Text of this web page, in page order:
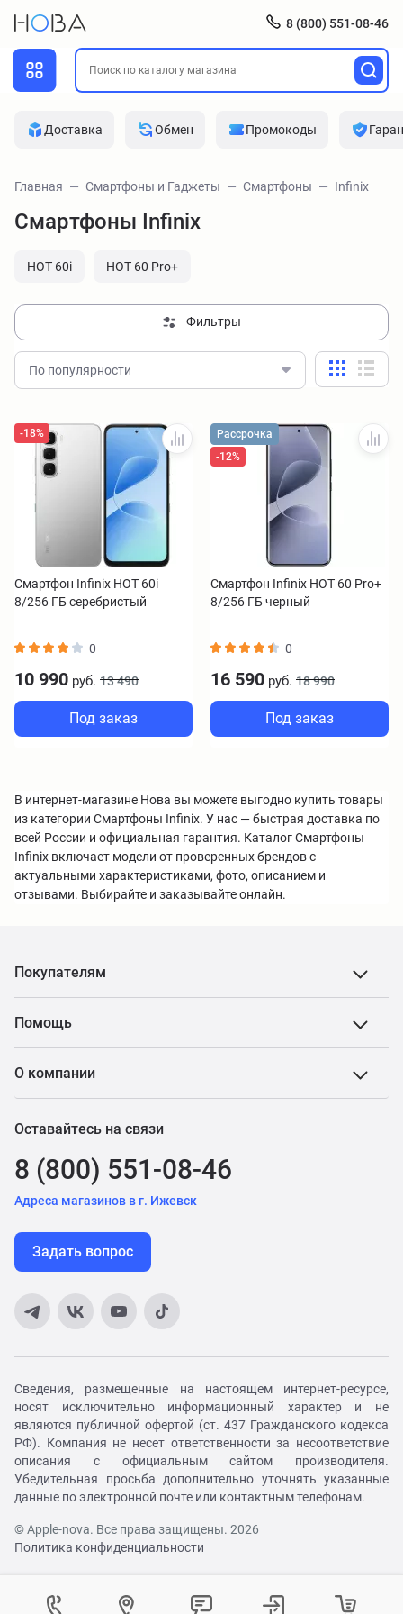
8 (800) 551-08-46
Доставка Обмен Промокоды
Главная Смартфоны и Гаджеты Смартфоны Infinix
Смартфоны Infinix
HOT 60i HOT 60 Pro+
Фильтры
По популярности
-18%
Смартфон Infinix HOT 60i
8/256 ГБ серебристый
0
10 990 руб. 13 490
Под заказ
Рассрочка
-12%
Смартфон Infinix HOT 60 Pro+
8/256 ГБ черный
0
16 590 руб. 18 990
Под заказ
В интернет-магазине Нова вы можете выгодно купить товары
из категории Смартфоны Infinix. У нас — быстрая доставка по
всей России и официальная гарантия. Каталог Смартфоны
Infinix включает модели от проверенных брендов с
актуальными характеристиками, фото, описанием и
отзывами. Выбирайте и заказывайте онлайн.
Покупателям
Помощь
О компании
Оставайтесь на связи
8 (800) 551-08-46
Адреса магазинов в г. Ижевск
Задать вопрос
Сведения, размещенные на настоящем интернет-ресурсе,
носят исключительно информационный характер и не
являются публичной офертой (ст. 437 Гражданского кодекса
РФ). Компания не несет ответственности за несоответствие
описания с официальным сайтом производителя.
Убедительная просьба дополнительно уточнять указанные
данные по электронной почте или контактным телефонам.
© Apple-nova. Все права защищены. 2026
Политика конфиденциальности
Контактный центр
Укажите ваш город
Изменение города
Как вам удобнее с нами связаться?
Войти в личный кабинет